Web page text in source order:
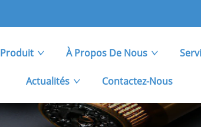
Produit À Propos De Nous
Actualités Contactez-Nous